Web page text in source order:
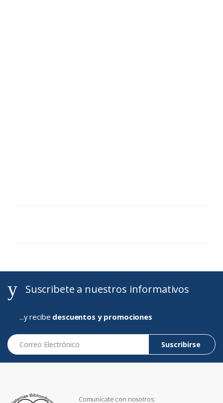
Suscribete a nuestros informativos
...y recibe descuentos y promociones
Correo Electrónico
Suscribirse
Comunícate con nosotros: